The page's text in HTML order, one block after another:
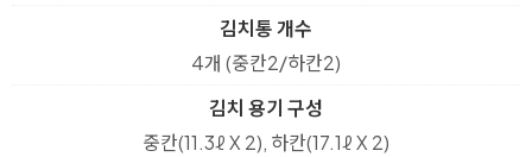
김치통 개수
4개 (중칸2/하칸2)
김치 용기 구성
중칸(11.3ℓ X 2), 하칸(17.1ℓ X 2)